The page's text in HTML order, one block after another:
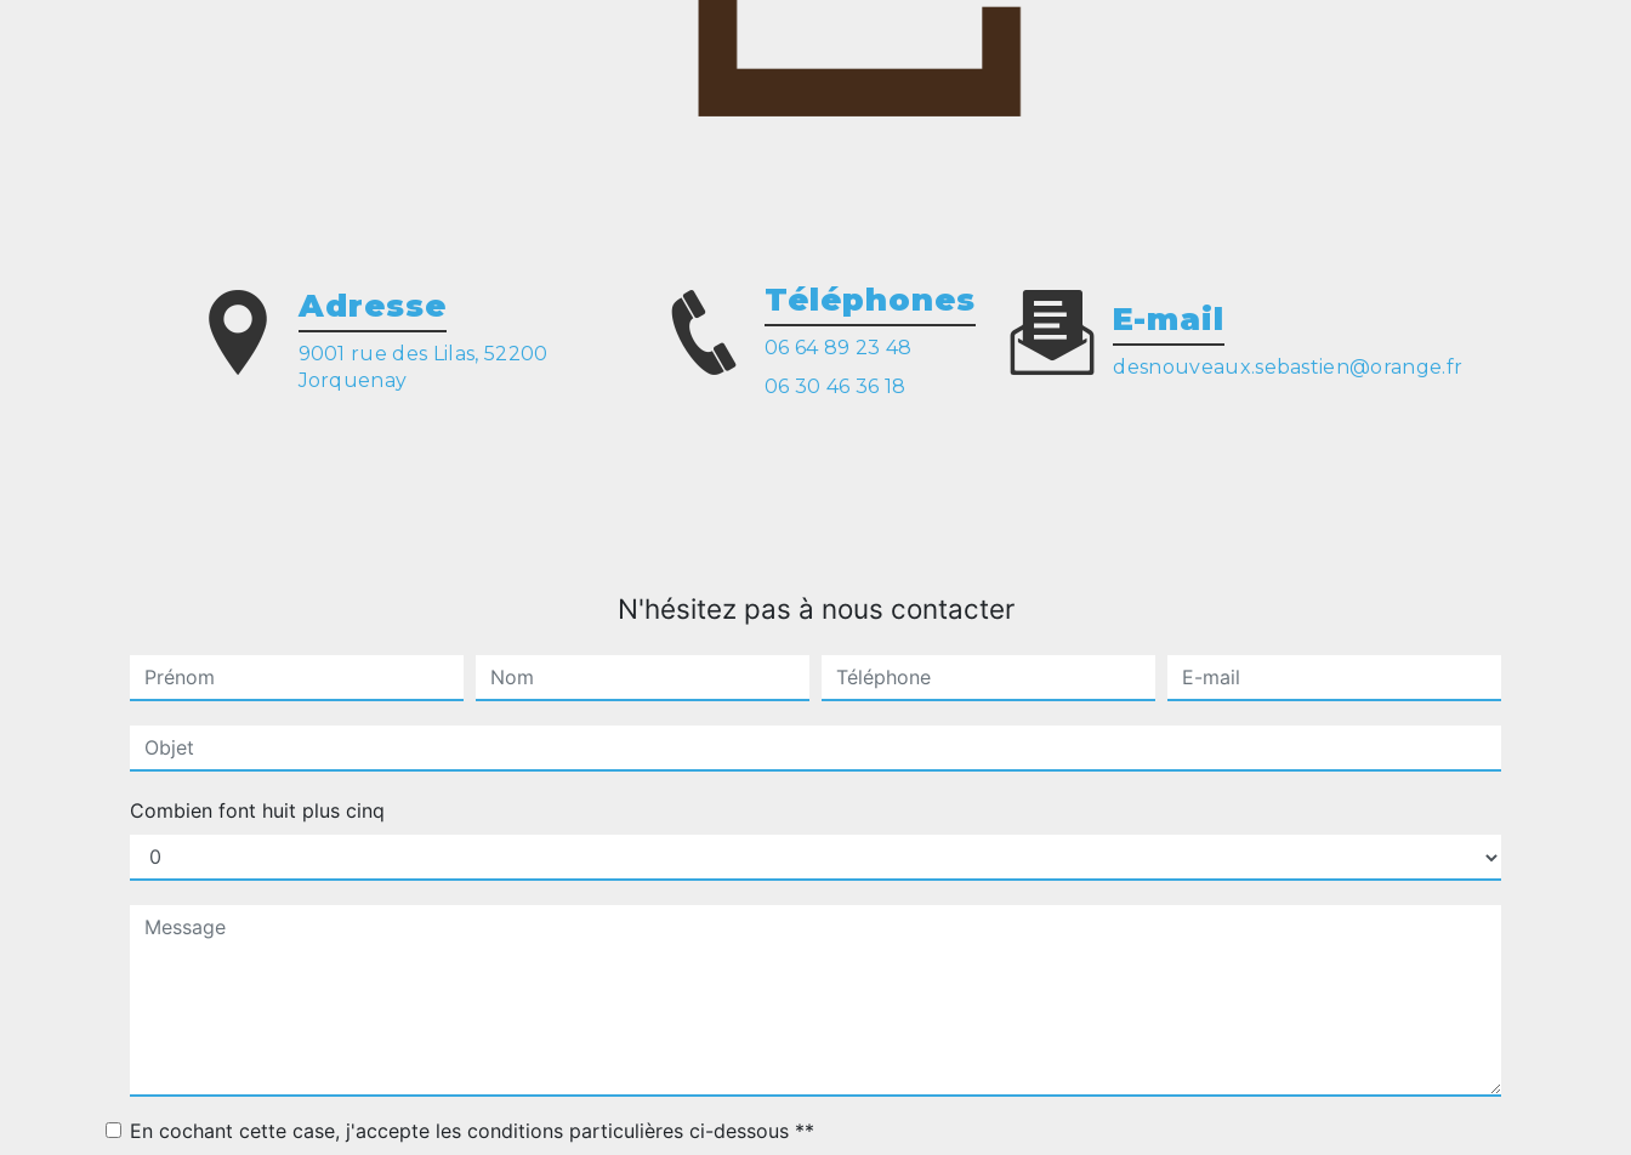
Adresse
9001 rue des Lilas, 52200
Jorquenay
Téléphones
06 64 89 23 48
06 30 46 36 18
E-mail
desnouveaux.sebastien@orange.fr
N'hésitez pas à nous contacter
Combien font huit plus cinq
En cochant cette case, j'accepte les conditions particulières ci-dessous **